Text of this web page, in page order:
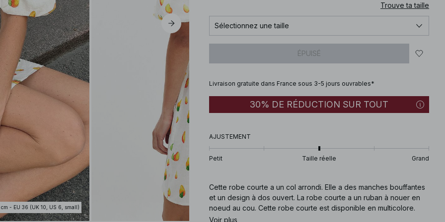
cm - EU 36 (UK 10, US 6, small)
Trouve ta taille
Sélectionnez une taille
ÉPUISÉ
Livraison gratuite dans France sous 3-5 jours ouvrables*
30% DE RÉDUCTION SUR TOUT
AJUSTEMENT
Petit Taille réelle Grand
Cette robe courte a un col arrondi. Elle a des manches bouffantes
et un design à dos ouvert. La robe courte a un ruban à nouer en
noeud au cou. Cette robe courte est disponible en multicolore.
Voir plus